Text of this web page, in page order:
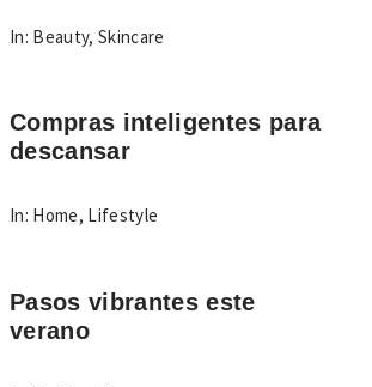
In: Beauty,Skincare
Compras inteligentes para
descansar
In: Home, Lifestyle
Pasos vibrantes este
verano